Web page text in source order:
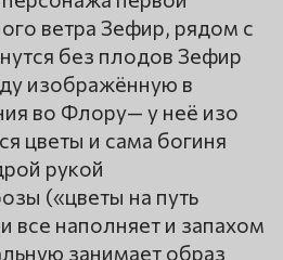
ветра Зефир, рядом с
без плодов Зефир
изображённую в
во Флору— у неё изо
цветы и сама богиня
рукой
(«цветы на путь
все наполняет и запахом
занимает образ